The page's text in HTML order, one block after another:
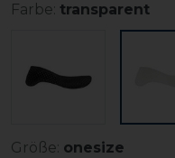
Farbe: transparent
Größe: onesize